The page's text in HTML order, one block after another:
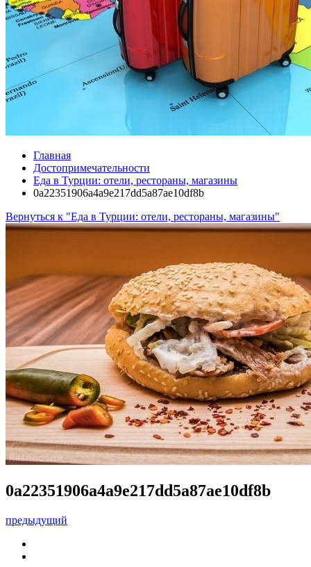
Главная
Достопримечательности
Еда в Турции: отели, рестораны, магазины
0a22351906a4a9e217dd5a87ae10df8b
Вернуться к "Еда в Турции: отели, рестораны, магазины"
0a22351906a4a9e217dd5a87ae10df8b
предыдущий